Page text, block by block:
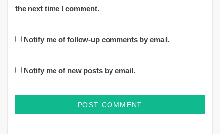
the next time I comment.
Notify me of follow-up comments by email.
Notify me of new posts by email.